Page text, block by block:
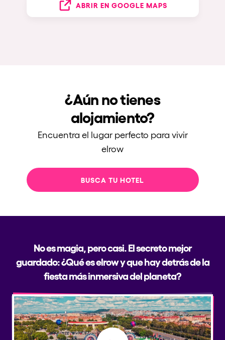
ABRIR EN GOOGLE MAPS
¿Aún no tienes
alojamiento?
Encuentra el lugar perfecto para vivir
elrow
BUSCA TU HOTEL
No es magia, pero casi. El secreto mejor
guardado: ¿Qué es elrow y que hay detrás de la
fiesta más inmersiva del planeta?